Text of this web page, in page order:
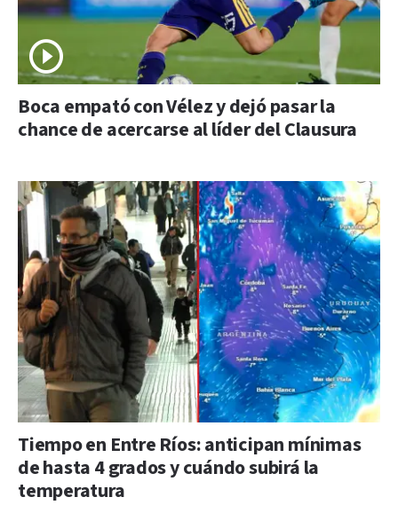
Boca empató con Vélez y dejó pasar la
chance de acercarse al líder del Clausura
Tiempo en Entre Ríos: anticipan mínimas
de hasta 4 grados y cuándo subirá la
temperatura